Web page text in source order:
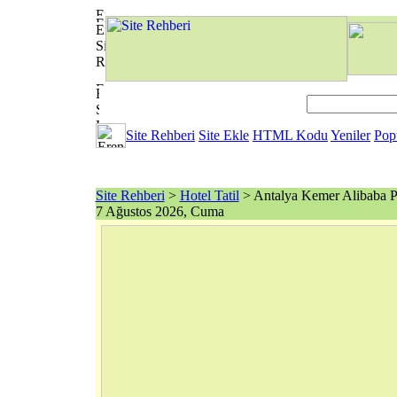
Site Rehberi Site Ekle HTML Kodu Yeniler
Site Rehberi > Hotel Tatil > Antalya Kemer Alibaba
7 Ağustos 2026, Cuma